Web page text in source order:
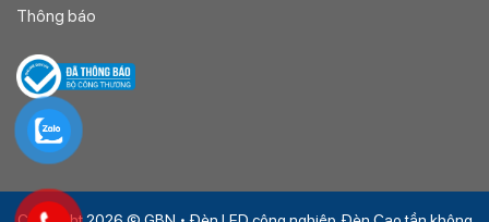
Thông báo